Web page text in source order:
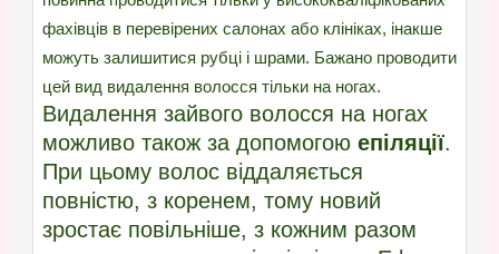
фахівців в перевірених салонах або клініках, інакше
можуть залишитися рубці і шрами. Бажано проводити
цей вид видалення волосся тільки на ногах.
Видалення зайвого волосся на ногах
можливо також за допомогою епіляції.
При цьому волос віддаляється
повністю, з коренем, тому новий
зростає повільніше, з кожним разом